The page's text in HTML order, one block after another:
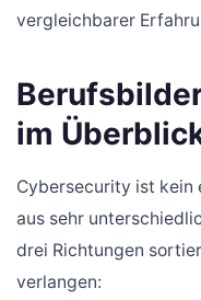
vergleichbarer
im
Cybersecurity ist kein
aus sehr
drei Richtungen
verlangen: